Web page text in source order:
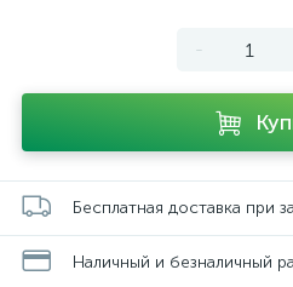
-
Бесплатная доставка при
Наличный и безналичный